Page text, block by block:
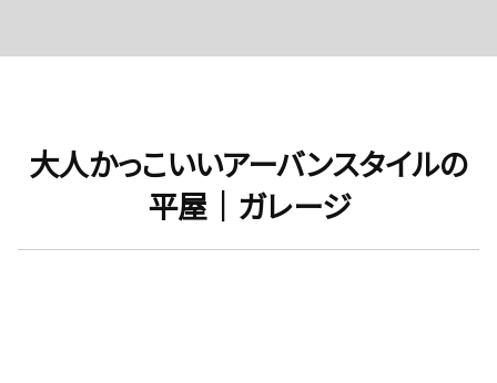
大人かっこいいアーバンスタイルの
平屋｜ガレージ